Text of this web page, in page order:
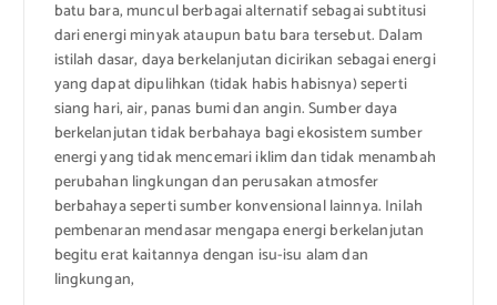
batu bara, muncul berbagai alternatif sebagai subtitusi
dari energi minyak ataupun batu bara tersebut. Dalam
istilah dasar, daya berkelanjutan dicirikan sebagai energi
yang dapat dipulihkan (tidak habis habisnya) seperti
siang hari, air, panas bumi dan angin. Sumber daya
berkelanjutan tidak berbahaya bagi ekosistem sumber
energi yang tidak mencemari iklim dan tidak menambah
perubahan lingkungan dan perusakan atmosfer
berbahaya seperti sumber konvensional lainnya. Inilah
pembenaran mendasar mengapa energi berkelanjutan
begitu erat kaitannya dengan isu-isu alam dan
lingkungan,